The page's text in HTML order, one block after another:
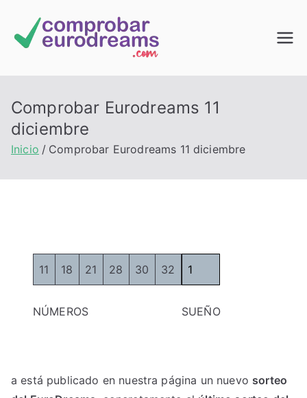
contenido
Comprob
ms
Comprobar Eurodreams 11
diciembre
Inicio Comprobar Eurodreams 11 diciembre
11 18 21 28 30 32
NÚMEROS
1
SUEÑO
a está publicado en nuestra página un nuevo sorteo